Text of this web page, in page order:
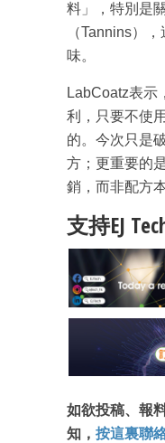
料」，特別是
（Tannins）
味。
LabCoatz表示
利，只要不使
的。今次只是
方；更重要的
銷，而非配方本
支持EJ
如欲投稿、報
知， 按這裏聯